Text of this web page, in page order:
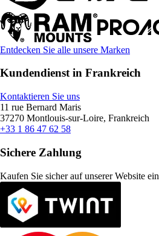
Entdecken Sie alle unsere Marken
Kundendienst in Frankreich
Kontaktieren Sie uns
11 rue Bernard Maris
37270 Montlouis-sur-Loire, Frankreich
+33 1 86 47 62 58
Sichere Zahlung
Kaufen Sie sicher auf unserer Website ein